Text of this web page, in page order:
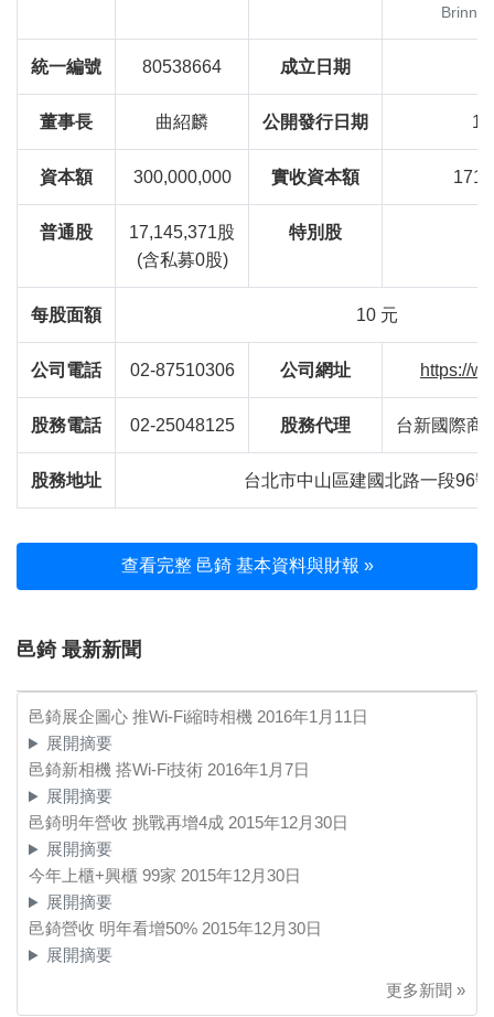
Brinno
統一編號 80538664 成立日期
董事長 曲紹麟 公開發行日期
資本額 300,000,000 實收資本額
普通股
17,145,371股
(含私募0股)
特別股
每股面額 10 元
公司電話 02-87510306 公司網址 https://
股務電話 02-25048125 股務代理 台新國際商
股務地址 台北市中山區建國北路一段96
查看完整 邑錡 基本資料與財報 »
邑錡 最新新聞
邑錡展企圖心 推Wi-Fi縮時相機 2016年1月11日
展開摘要
邑錡新相機 搭Wi-Fi技術 2016年1月7日
展開摘要
邑錡明年營收 挑戰再增4成 2015年12月30日
展開摘要
今年上櫃+興櫃 99家 2015年12月30日
展開摘要
邑錡營收 明年看增50% 2015年12月30日
展開摘要
更多新聞 »